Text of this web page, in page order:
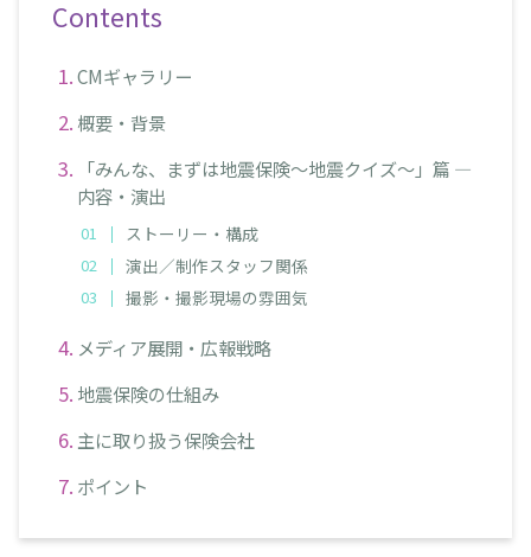
Contents
CMギャラリー
概要・背景
「みんな、まずは地震保険～地震クイズ～」篇 —
内容・演出
ストーリー・構成
演出／制作スタッフ関係
撮影・撮影現場の雰囲気
メディア展開・広報戦略
地震保険の仕組み
主に取り扱う保険会社
ポイント